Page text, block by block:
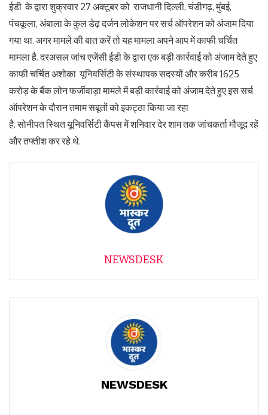
ईडी के द्वारा शुक्रवार 27 अक्टूबर को राजधानी दिल्ली, चंडीगढ़, मुंबई,
पंचकूला, अंबाला के कुल डेढ़ दर्जन लोकेशन पर सर्च ऑपरेशन को अंजाम दिया
गया था. अगर मामले की बात करें तो यह मामला अपने आप में काफी चर्चित
मामला है. दरअसल जांच एजेंसी ईडी के द्वारा एक बड़ी कार्रवाई को अंजाम देते हुए
काफी चर्चित अशोका यूनिवर्सिटी के संस्थापक सदस्यों और करीब 1625
करोड़ के बैंक लोन फर्जीवाड़ा मामले में बड़ी कार्रवाई को अंजाम देते हुए इस सर्च
ऑपरेशन के दौरान तमाम सबूतों को इकट्ठा किया जा रहा
है. सोनीपत स्थित यूनिवर्सिटी कैंपस में शनिवार देर शाम तक जांचकर्ता मौजूद रहें
और तफ्तीश कर रहे थे.
NEWSDESK
NEWSDESK